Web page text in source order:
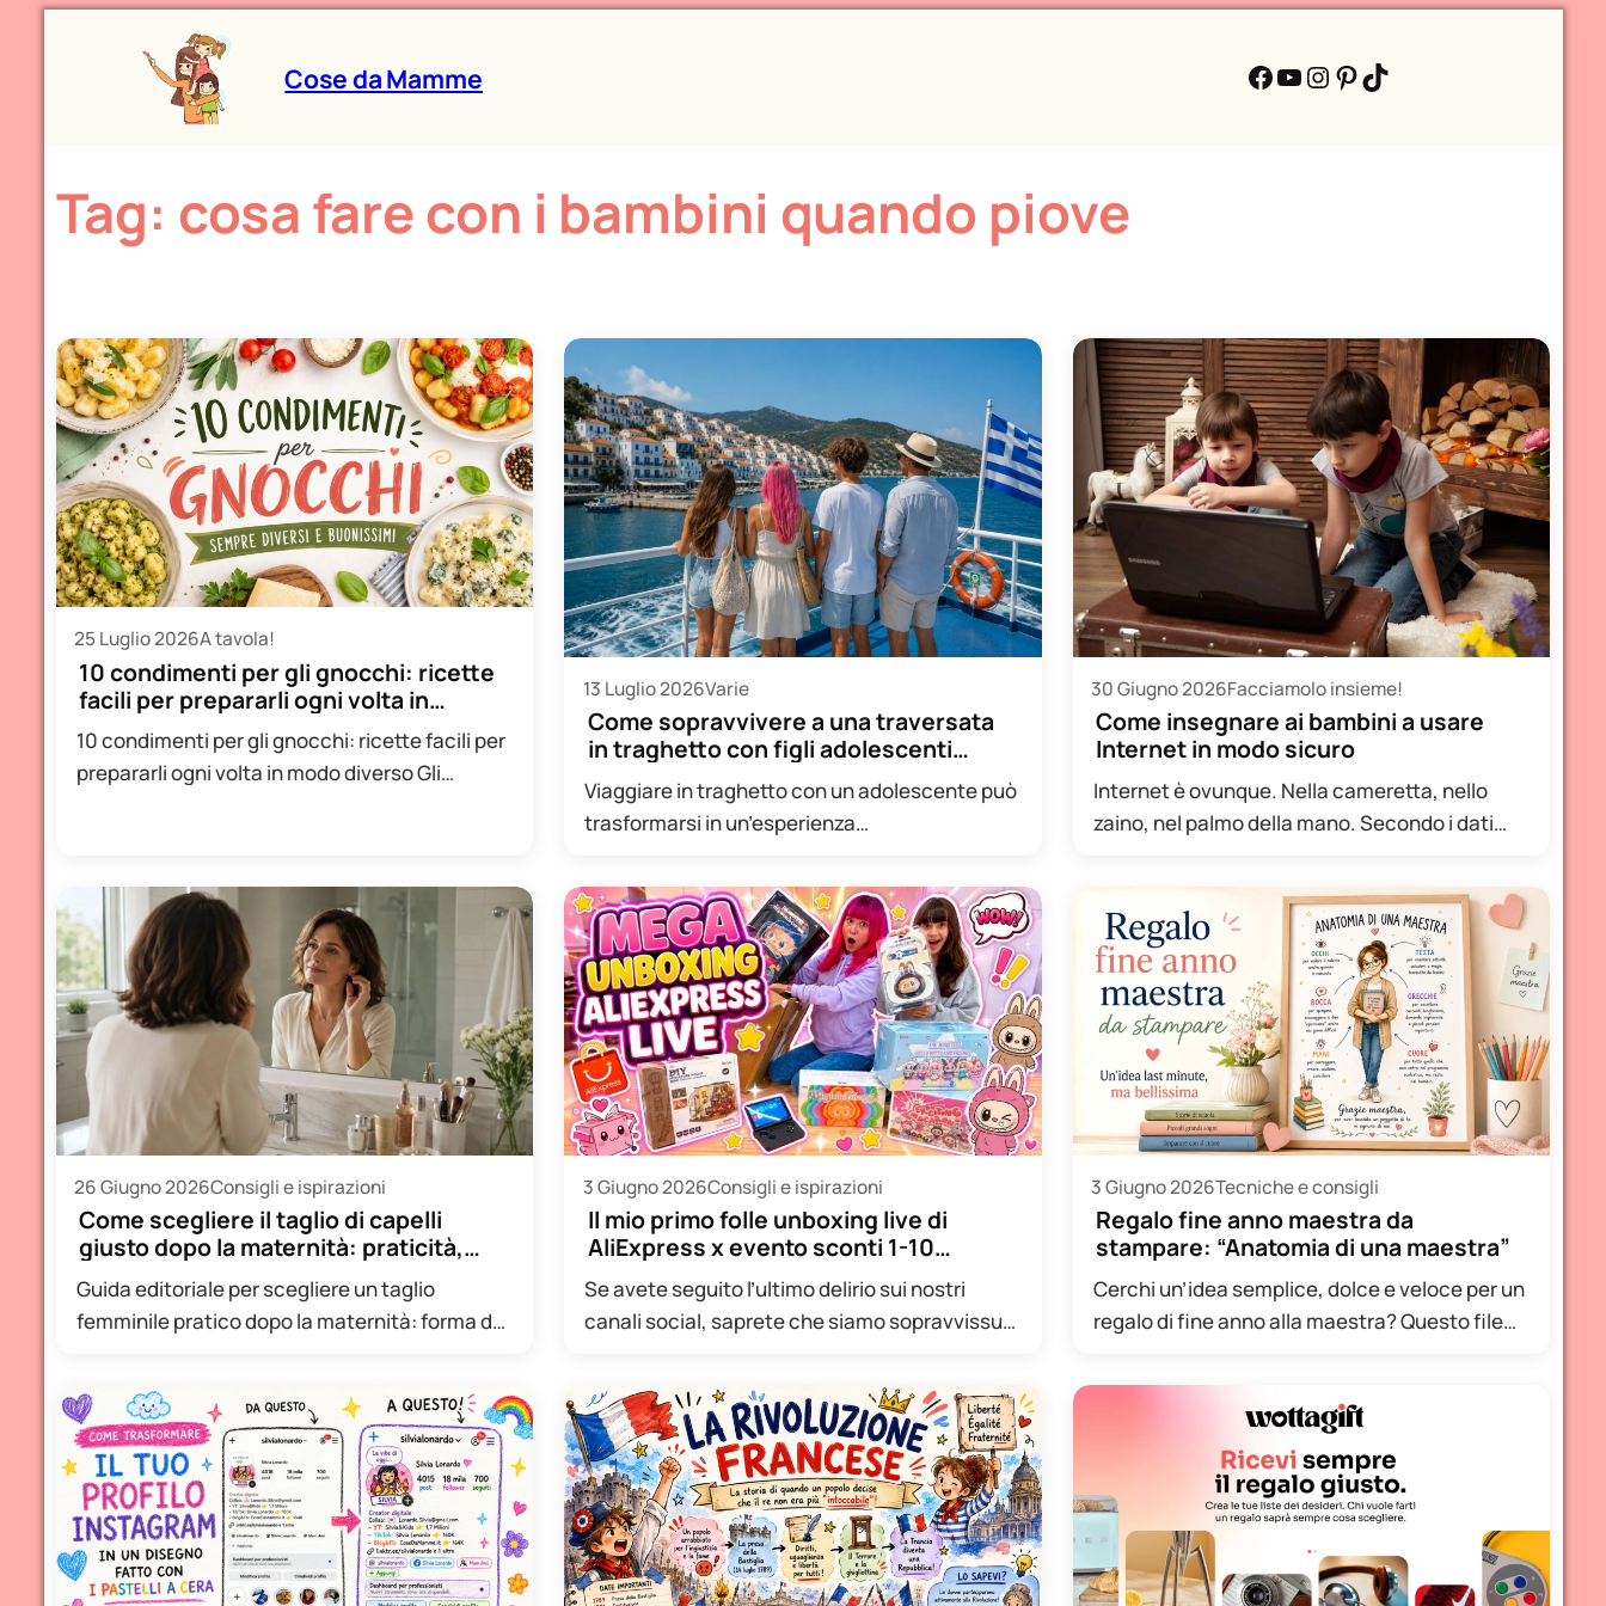
Cose da Mamme Facebook YouTube Instagram Pinterest TikTok
Tag: cosa fare con i bambini quando piove
25 Luglio 2026A tavola!
10 condimenti per gli gnocchi: ricette
facili per prepararli ogni volta in…
10 condimenti per gli gnocchi: ricette facili per
prepararli ogni volta in modo diverso Gli
13 Luglio 2026Varie
Come sopravvivere a una traversata
in traghetto con figli adolescenti
(senza crisi…
Viaggiare in traghetto con un adolescente può
trasformarsi in un’esperienza
diventare una piccola prova di…
30 Giugno 2026Facciamolo insieme!
Come insegnare ai bambini a usare
Internet in modo sicuro
Internet è ovunque. Nella cameretta, nello
zaino, nel palmo della mano. Secondo i dati
26 Giugno 2026Consigli e ispirazioni
Come scegliere il taglio di capelli
giusto dopo la maternità: praticità,
forma…
Guida editoriale per scegliere un taglio
femminile pratico dopo la maternità: forma del
3 Giugno 2026Consigli e ispirazioni
Il mio primo folle unboxing live di
AliExpress x evento sconti 1-10…
Se avete seguito l’ultimo delirio sui nostri
canali social, saprete che siamo sopravvissuti
3 Giugno 2026Tecniche e consigli
Regalo fine anno maestra da
stampare: “Anatomia di una maestra”
Cerchi un’idea semplice, dolce e veloce per un
regalo di fine anno alla maestra? Questo file